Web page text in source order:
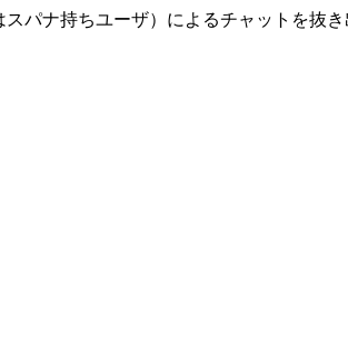
パナ持ちユーザ）によるチャットを抜き